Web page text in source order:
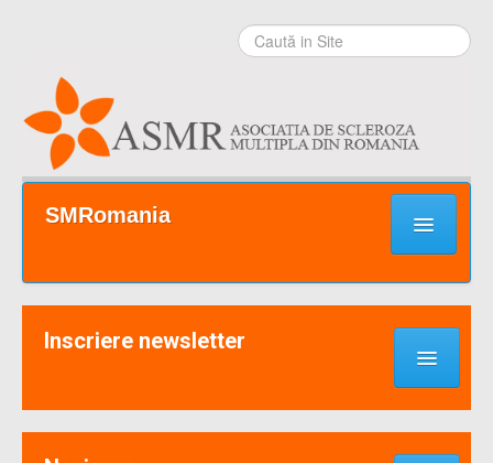
Sari la
navigare
Secţiuni
SMRomania
Noutati & Cercetari
Inscriere newsletter